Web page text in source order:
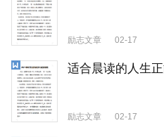
励志文章 02-17
适合晨读的人生
励志文章 02-17